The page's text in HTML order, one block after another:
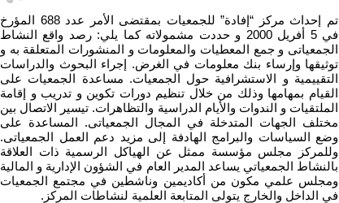
تم إحداث مركز “إفادة” للجمعيات بمقتضى الأمر عدد 688 المؤرخ
في 5 أفريل 2000 و حددت مشمولاته كما يلي: رصد واقع النشاط
الجمعياتى و جمع المعطيات والمعلومات و المنشورات المتعلقة به و
توثيقها وإرساء بنك معلومات في الغرض. إجراء البحوث والدراسات
التقييمية و الاستشرافية حول الجمعيات. مساعدة الجمعيات على
القيام بمهامها وذلك من خلال تنظيم دورات تكوين و تدريب و إقامة
الملتقيات و الندوات والأيام الدراسية والتظاهرات. تيسير الاتصال بين
مختلف الجهات المتدخلة في المجال الجمعياتى. المساعدة على
وضع السياسات والبرامج الهادفة إلى مزيد دعم العمل الجمعياتى.
وللمركز مجلس مؤسسة ممثل عن الهياكل الرسمية ذات العلاقة
بالنشاط الجمعياتي يساعد المدير العام في الشؤون الإدارية و المالية
ومجلس علمي مكون من أكاديمين وناشطين في مجتمع الجمعيات
في الداخل والخارج يتولى المتابعة العلمية لنشاطات المركز.